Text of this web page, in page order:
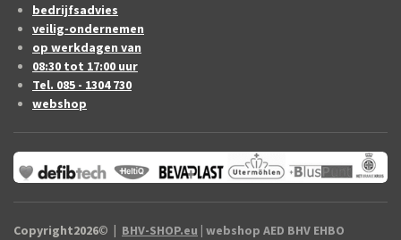
bedrijfsadvies
veilig-ondernemen
op werkdagen van
08:30 tot 17:00 uur
Tel. 085 - 1304 730
webshop
Copyright2026© | BHV-SHOP.eu | webshop AED BHV EHBO